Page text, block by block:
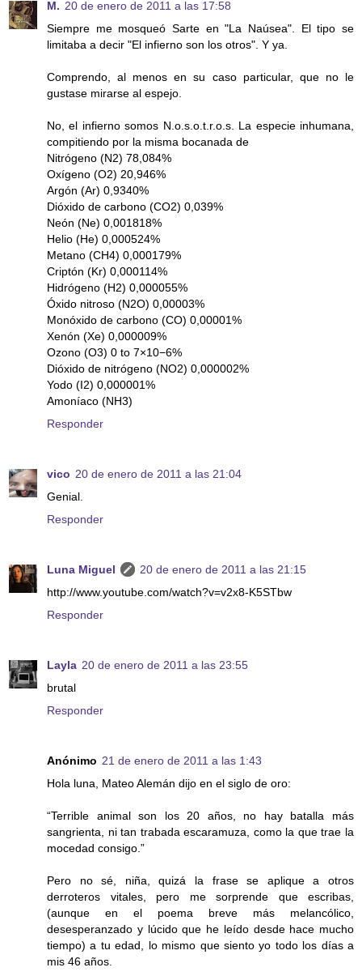
M. 20 de enero de 2011 a las 17:58
Siempre me mosqueó Sarte en "La Naúsea". El tipo se
limitaba a decir "El infierno son los otros". Y ya.
Comprendo, al menos en su caso particular, que no le
gustase mirarse al espejo.
No, el infierno somos N.o.s.o.t.r.o.s. La especie inhumana,
compitiendo por la misma bocanada de
Nitrógeno (N2) 78,084%
Oxígeno (O2) 20,946%
Argón (Ar) 0,9340%
Dióxido de carbono (CO2) 0,039%
Neón (Ne) 0,001818%
Helio (He) 0,000524%
Metano (CH4) 0,000179%
Criptón (Kr) 0,000114%
Hidrógeno (H2) 0,000055%
Óxido nitroso (N2O) 0,00003%
Monóxido de carbono (CO) 0,00001%
Xenón (Xe) 0,000009%
Ozono (O3) 0 to 7×10−6%
Dióxido de nitrógeno (NO2) 0,000002%
Yodo (I2) 0,000001%
Amoníaco (NH3)
Responder
vico 20 de enero de 2011 a las 21:04
Genial.
Responder
Luna Miguel
20 de enero de 2011 a las 21:15
http://www.youtube.com/watch?v=v2x8-K5STbw
Responder
Layla 20 de enero de 2011 a las 23:55
brutal
Responder
Anónimo 21 de enero de 2011 a las 1:43
Hola luna, Mateo Alemán dijo en el siglo de oro:
“Terrible animal son los 20 años, no hay batalla más
sangrienta, ni tan trabada escaramuza, como la que trae la
mocedad consigo.”
Pero no sé, niña, quizá la frase se aplique a otros
derroteros vitales, pero me sorprende que escribas,
(aunque en el poema breve más melancólico,
desesperanzado y lúcido que he leído desde hace mucho
tiempo) a tu edad, lo mismo que siento yo todo los días a
mis 46 años.